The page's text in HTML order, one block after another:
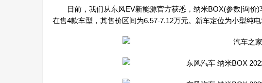
日前，我们从东风EV新能源官方获悉，纳米BOX(参数|询价)
在售4款车型，其售价区间为6.57-7.12万元。新车定位为小型纯